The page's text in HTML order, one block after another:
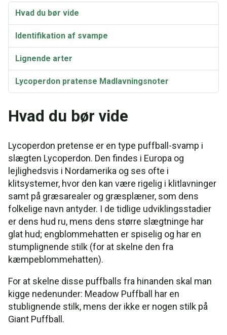
Hvad du bør vide
Identifikation af svampe
Lignende arter
Lycoperdon pratense Madlavningsnoter
Hvad du bør vide
Lycoperdon pretense er en type puffball-svamp i
slægten Lycoperdon. Den findes i Europa og
lejlighedsvis i Nordamerika og ses ofte i
klitsystemer, hvor den kan være rigelig i klitlavninger
samt på græsarealer og græsplæner, som dens
folkelige navn antyder. I de tidlige udviklingsstadier
er dens hud ru, mens dens større slægtninge har
glat hud; engblommehatten er spiselig og har en
stumplignende stilk (for at skelne den fra
kæmpeblommehatten).
For at skelne disse puffballs fra hinanden skal man
kigge nedenunder: Meadow Puffball har en
stublignende stilk, mens der ikke er nogen stilk på
Giant Puffball.